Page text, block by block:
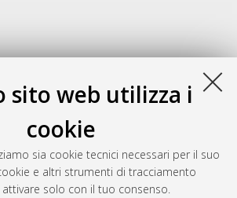
sito web utilizza i
cookie
sia cookie tecnici necessari per il suo
e altri strumenti di tracciamento
solo con il tuo consenso.